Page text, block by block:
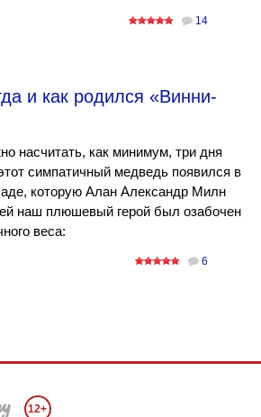
14
и как родился «Винни-
насчитать, как минимум, три дня
симпатичный медведь появился в
которую Алан Александр Милн
наш плюшевый герой был озабочен
веса:
6
12+